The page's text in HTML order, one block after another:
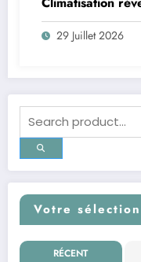
29 Juillet 2026
Votre sélection
RÉCENT